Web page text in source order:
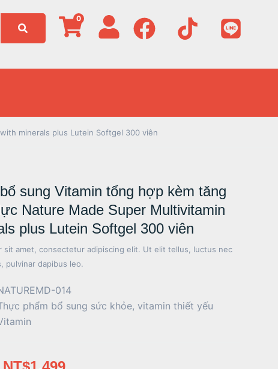
0
minerals plus Lutein Softgel 300 viên
sung Vitamin tổng hợp kèm tăng
Nature Made Super Multivitamin
plus Lutein Softgel 300 viên
sit amet, consectetur adipiscing elit. Ut elit tellus, luctus nec
pulvinar dapibus leo.
014
phẩm bổ sung sức khỏe, vitamin thiết yếu